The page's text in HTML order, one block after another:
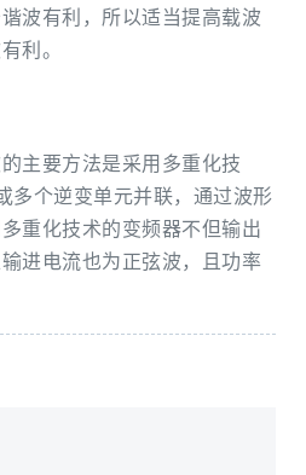
波有利，所以适当提高载波
利。
主要方法是采用多重化技
多个逆变单元并联，通过波形
重化技术的变频器不但输出
进电流也为正弦波，且功率